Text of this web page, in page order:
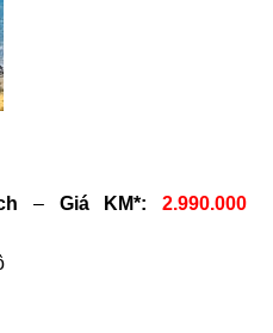
– Giá KM*:
2.990.000